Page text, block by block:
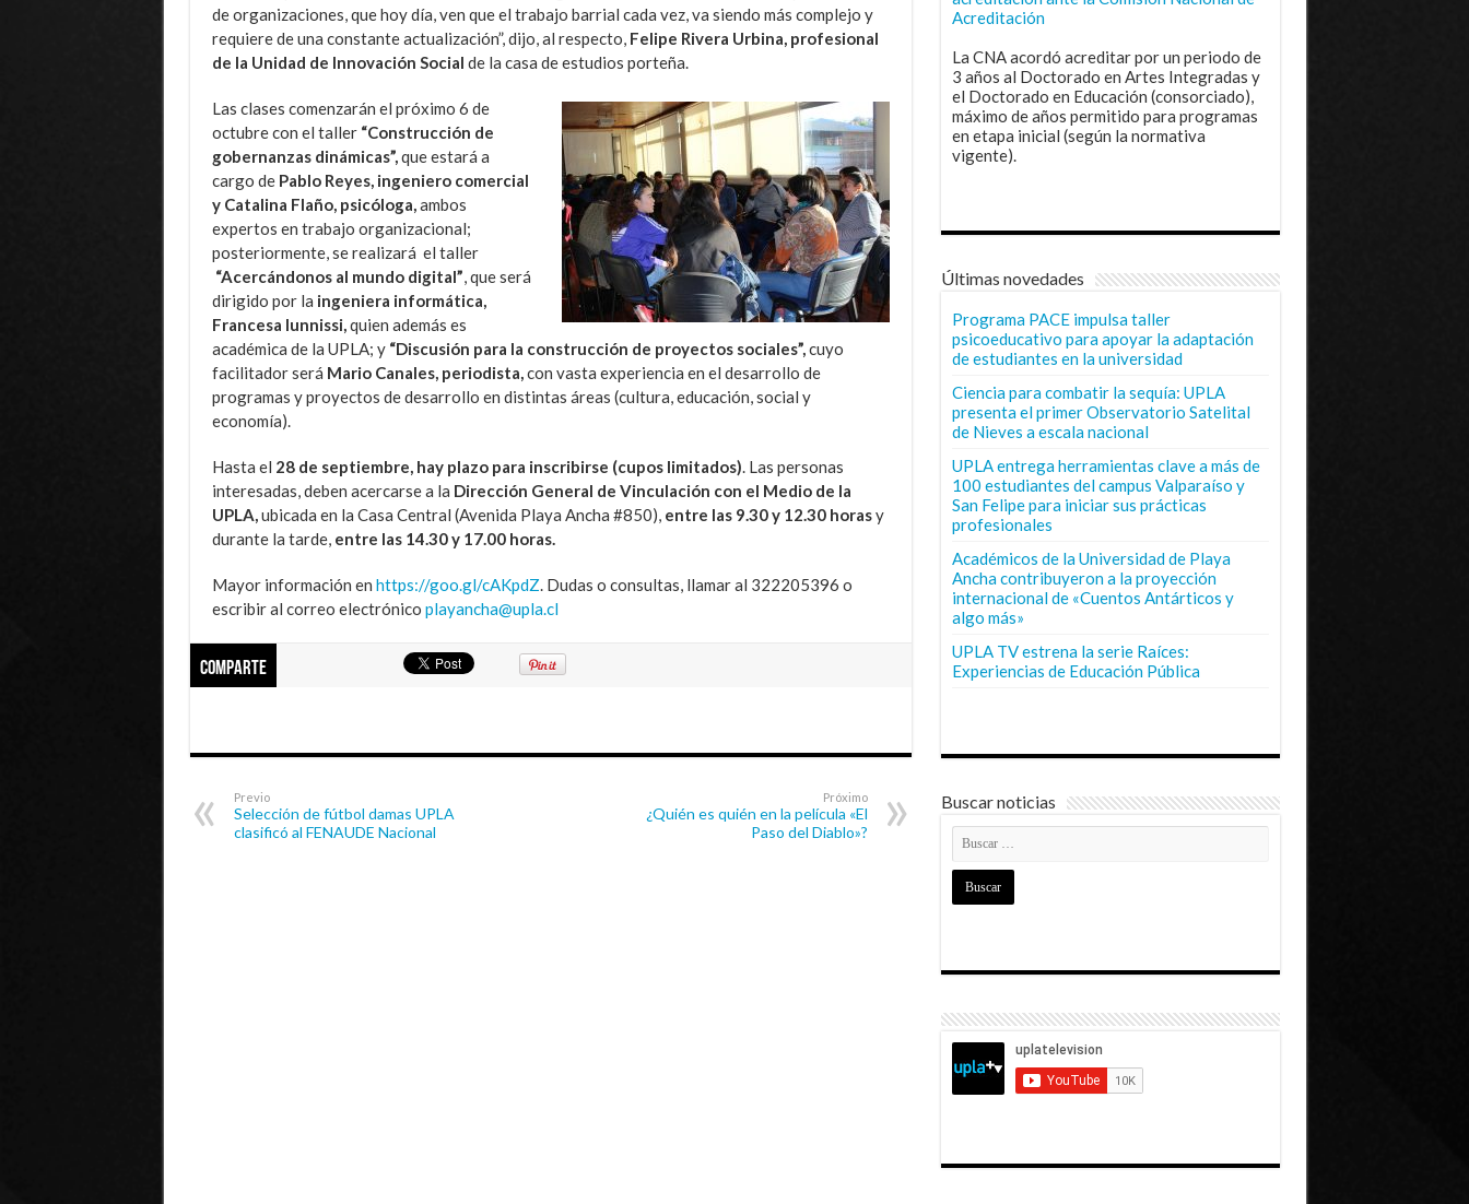
de organizaciones, que hoy día, ven que el trabajo barrial cada vez, va siendo más complejo y
requiere de una constante actualización”, dijo, al respecto, Felipe Rivera Urbina, profesional
de la Unidad de Innovación Social de la casa de estudios porteña.
Las clases comenzarán el próximo 6 de
octubre con el taller “Construcción de
gobernanzas dinámicas”,que estará a
cargo de Pablo Reyes, ingeniero comercial
y Catalina Flaño, psicóloga,ambos
expertos en trabajo organizacional;
posteriormente, se realizará el taller
“Acercándonos al mundo digital”, que será
dirigido por la ingeniera informática,
Francesa Iunnissi,quien además es
académica de la UPLA; y “Discusión para la construcción de proyectos sociales”,cuyo
facilitador será Mario Canales, periodista,con vasta experiencia en el desarrollo de
programas y proyectos de desarrollo en distintas áreas (cultura, educación, social y
economía).
Hasta el 28 de septiembre, hay plazo para inscribirse (cupos limitados). Las personas
interesadas, deben acercarse a la Dirección General de Vinculación con el Medio de la
UPLA,ubicada en la Casa Central (Avenida Playa Ancha #850), entre las 9.30 y 12.30 horasy
durante la tarde, entre las 14.30 y 17.00 horas.
Mayor información en https://goo.gl/cAKpdZ. Dudas o consultas, llamar al 322205396 o
escribir al correo electrónico playancha@upla.cl
Comparte
Previo
Selección de fútbol damas UPLA
clasificó al FENAUDE Nacional
Próximo
¿Quién es quién en la película «El
Paso del Diablo»?
Acreditación
La CNA acordó acreditar por un periodo de
3 años al Doctorado en Artes Integradas y
el Doctorado en Educación (consorciado),
máximo de años permitido para programas
en etapa inicial (según la normativa
vigente).
Últimas novedades
Programa PACE impulsa taller
psicoeducativo para apoyar la adaptación
de estudiantes en la universidad
Ciencia para combatir la sequía: UPLA
presenta el primer Observatorio Satelital
de Nieves a escala nacional
UPLA entrega herramientas clave a más de
100 estudiantes del campus Valparaíso y
San Felipe para iniciar sus prácticas
profesionales
Académicos de la Universidad de Playa
Ancha contribuyeron a la proyección
internacional de «Cuentos Antárticos y
algo más»
UPLA TV estrena la serie Raíces:
Experiencias de Educación Pública
Buscar noticias